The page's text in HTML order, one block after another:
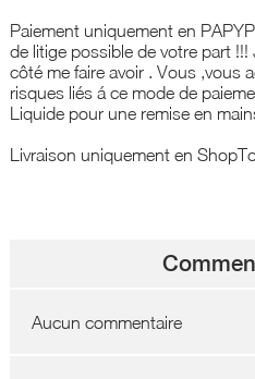
Paiement uniquement en
de litige possible de votre part
côté me faire avoir . Vous ,vous
risques liés á ce mode de
Liquide pour une remise en
Livraison uniquement en
Aucun commentaire